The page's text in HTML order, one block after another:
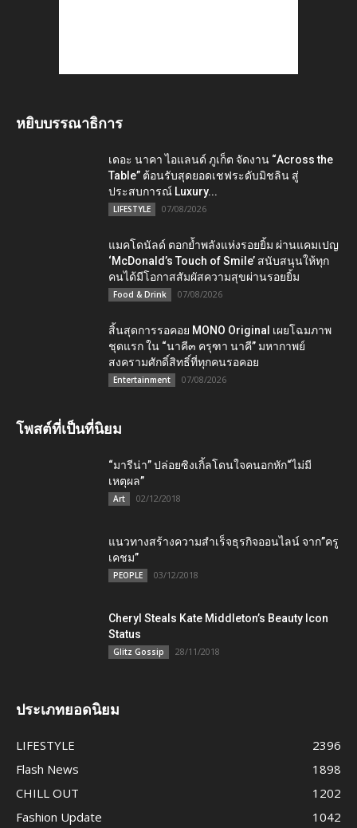
หยิบบรรณาธิการ
เดอะ นาคา ไอแลนด์ ภูเก็ต จัดงาน “Across the
Table” ต้อนรับสุดยอดเชฟระดับมิชลิน สู่
ประสบการณ์ Luxury...
LIFESTYLE 07/08/2026
แมคโดนัลด์ ตอกย้ำพลังแห่งรอยยิ้ม ผ่านแคมเปญ
‘McDonald’s Touch of Smile’ สนับสนุนให้ทุก
คนได้มีโอกาสสัมผัสความสุขผ่านรอยยิ้ม
Food & Drink 07/08/2026
สิ้นสุดการรอคอย MONO Original เผยโฉมภาพ
ชุดแรก ใน “นาคี๓ ครุฑา นาคี” มหากาพย์
สงครามศักดิ์สิทธิ์ที่ทุกคนรอคอย
Entertainment 07/08/2026
โพสต์ที่เป็นที่นิยม
“มารีน่า” ปล่อยซิงเกิ้ลโดนใจคนอกหัก“ไม่มี
เหตุผล”
Art 02/12/2018
แนวทางสร้างความสำเร็จธุรกิจออนไลน์ จาก”ครู
เคชม”
PEOPLE 03/12/2018
Cheryl Steals Kate Middleton’s Beauty Icon
Status
Glitz Gossip 28/11/2018
ประเภทยอดนิยม
LIFESTYLE
2396
Flash News
1898
CHILL OUT
1202
Fashion Update
1042